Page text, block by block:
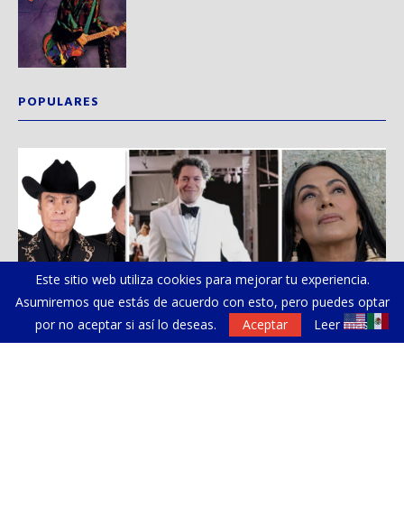
POPULARES
Este sitio web utiliza cookies para mejorar tu experiencia.
Asumiremos que estás de acuerdo con esto, pero puedes optar
por no aceptar si así lo deseas.
Aceptar Leer más